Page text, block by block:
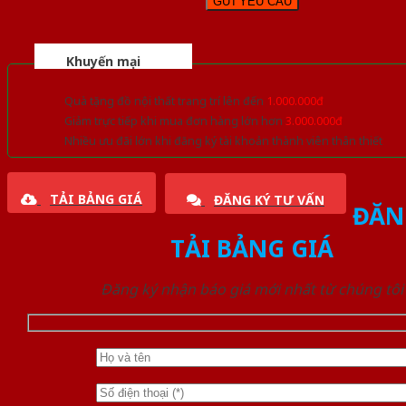
Khuyến mại
Quà tặng đồ nội thất trang trí lên đến 1.000.000đ
Giảm trực tiếp khi mua đơn hàng lớn hơn 3.000.000đ
Nhiều ưu đãi lớn khi đăng ký tài khoản thành viên thân thiết
TẢI BẢNG GIÁ ĐĂNG KÝ TƯ VẤN
TẢI BẢNG GIÁ
Đăng ký nhận báo giá mới nhất từ chúng tôi